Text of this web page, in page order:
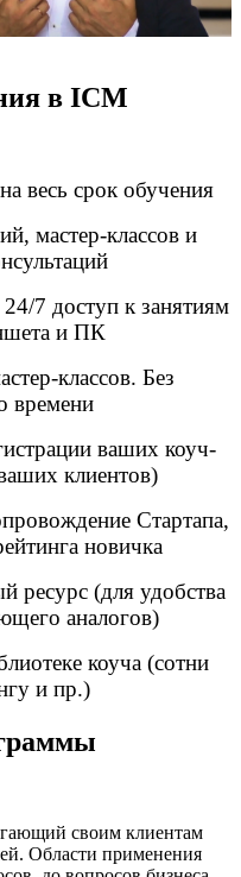
в ICM
весь срок обучения
мастер-классов и
7 доступ к занятиям
и ПК
классов. Без
времени
ваших коуч-
клиентов)
Стартапа,
новичка
ресурс (для удобства
аналогов)
коуча (сотни
и пр.)
своим клиентам
Области применения